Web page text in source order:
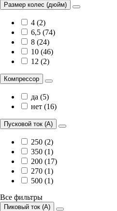
Размер колес (дюйм)
4 (2)
6,5 (74)
8 (24)
10 (46)
12 (2)
Компрессор
да (5)
нет (16)
Пусковой ток (А)
250 (2)
350 (1)
200 (17)
270 (1)
500 (1)
Все фильтры
Пиковый ток (А)